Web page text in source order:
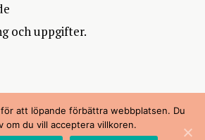
och uppgifter.
(GR) digitala praostöd.
att löpande förbättra webbplatsen. Du
om du vill acceptera villkoren.